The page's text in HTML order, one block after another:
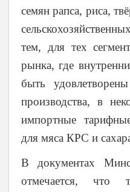
семян рапса, риса,
тем, для тех
рынка, где
быть
производства, в
импортные
для мяса КРС и
В документах
отмечается, что